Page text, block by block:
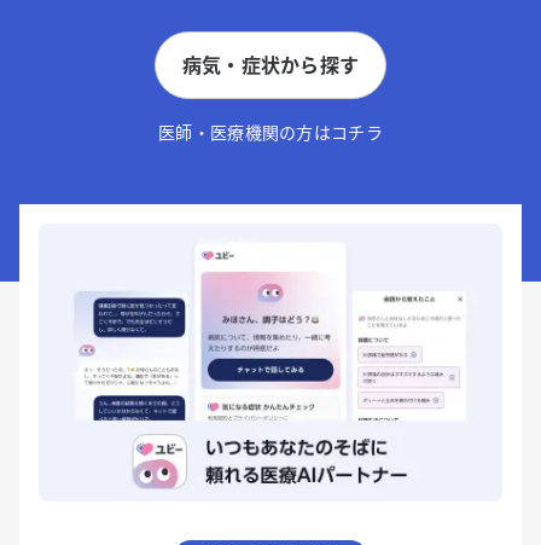
病気・症状から探す
医師・医療機関の方はコチラ